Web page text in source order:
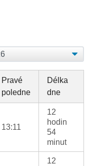
Pravé
poledne
Délka
dne
13:11
12
hodin
54
minut
12